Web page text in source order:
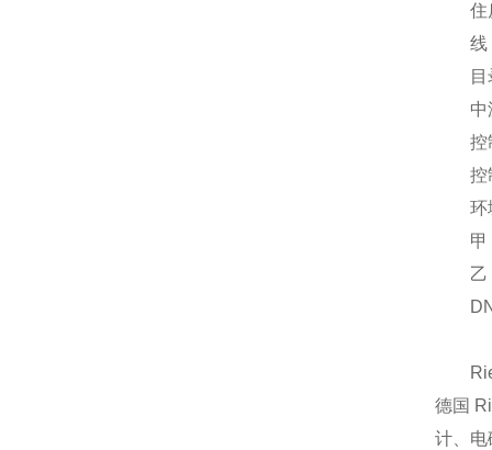
住
线：
目录
中
控制
控制
环境
甲：
乙：
DN
德国
计、电